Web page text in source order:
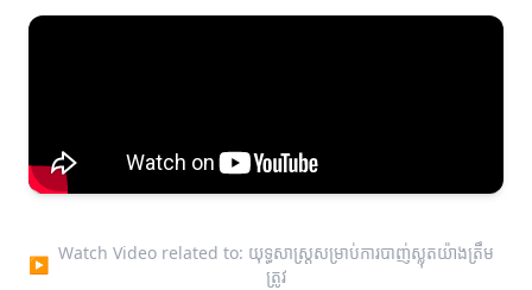
▶
Watch Video related to: យុទ្ធសាស្ត្រសម្រាប់ការបាញ់ស្លុតយ៉ាងត្រឹម
ត្រូវ